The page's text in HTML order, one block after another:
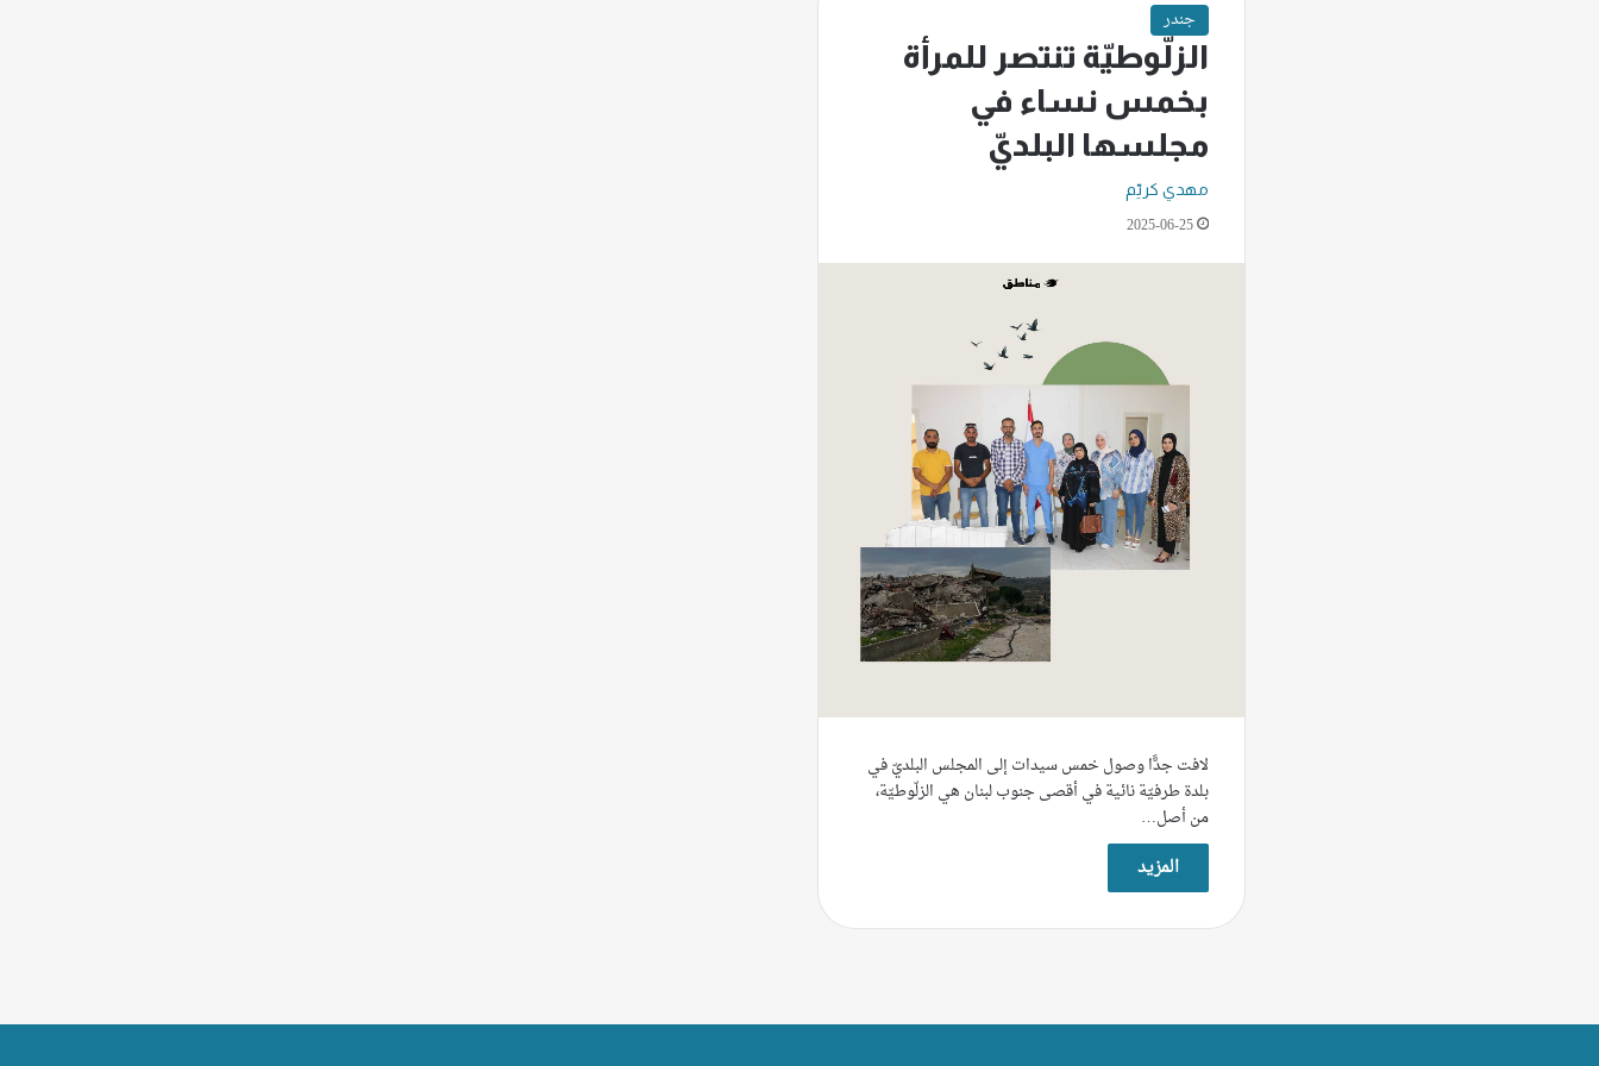
جندر
الزلّوطيّة تنتصر للمرأة
بخمس نساء في
مجلسها البلديّ
مهدي كريّم
2025-06-25
لافت جدًّا وصول خمس سيدات إلى المجلس البلديّ في
بلدة طرفيّة نائية في أقصى جنوب لبنان هي الزلّوطيّة،
من أصل…
المزيد